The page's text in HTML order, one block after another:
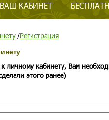
ВАШ КАБИНЕТ
/Регистрация
личному кабинету, Вам
этого ранее)